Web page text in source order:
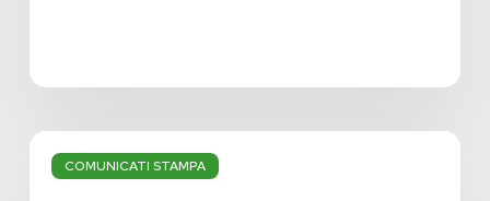
COMUNICATI STAMPA
Bilancio
regionale: